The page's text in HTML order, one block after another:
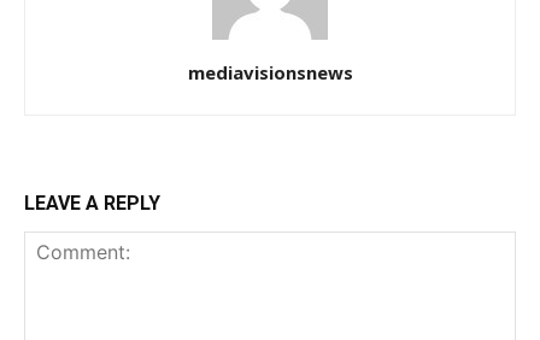
mediavisionsnews
LEAVE A REPLY